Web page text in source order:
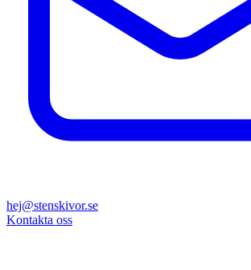
hej@stenskivor.se
Kontakta oss